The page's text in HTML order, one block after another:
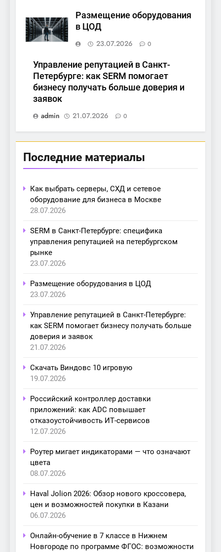
Размещение оборудования
в ЦОД
23.07.2026
0
Управление репутацией в Санкт-
Петербурге: как SERM помогает
бизнесу получать больше доверия и
заявок
admin
21.07.2026 0
Последние материалы
Как выбрать серверы, СХД и сетевое
оборудование для бизнеса в Москве
28.07.2026
SERM в Санкт-Петербурге: специфика
управления репутацией на петербургском
рынке
23.07.2026
Размещение оборудования в ЦОД
23.07.2026
Управление репутацией в Санкт-Петербурге:
как SERM помогает бизнесу получать больше
доверия и заявок
21.07.2026
Скачать Виндовс 10 игровую
19.07.2026
Российский контроллер доставки
приложений: как ADC повышает
отказоустойчивость ИТ-сервисов
12.07.2026
Роутер мигает индикаторами — что означают
цвета
08.07.2026
Haval Jolion 2026: Обзор нового кроссовера,
цен и возможностей покупки в Казани
06.07.2026
Онлайн-обучение в 7 классе в Нижнем
Новгороде по программе ФГОС: возможности